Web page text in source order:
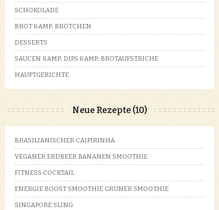
SCHOKOLADE
BROT &AMP; BRÖTCHEN
DESSERTS
SAUCEN &AMP; DIPS &AMP; BROTAUFSTRICHE
HAUPTGERICHTE
Neue Rezepte (10)
BRASILIANISCHER CAIPIRINHA
VEGANER ERDBEER BANANEN SMOOTHIE
FITNESS COCKTAIL
ENERGIE BOOST SMOOTHIE GRÜNER SMOOTHIE
SINGAPORE SLING